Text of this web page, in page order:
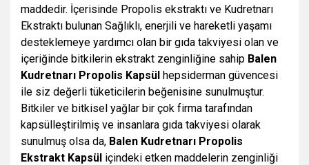
maddedir. İçerisinde Propolis ekstraktı ve Kudretnarı
Ekstraktı bulunan Sağlıklı, enerjili ve hareketli yaşamı
desteklemeye yardımcı olan bir gıda takviyesi olan ve
içeriğinde bitkilerin ekstrakt zenginliğine sahip Balen
Kudretnarı Propolis Kapsül hepsiderman güvencesi
ile siz değerli tüketicilerin beğenisine sunulmuştur.
Bitkiler ve bitkisel yağlar bir çok firma tarafından
kapsülleştirilmiş ve insanlara gıda takviyesi olarak
sunulmuş olsa da, Balen Kudretnarı Propolis
Ekstrakt Kapsül içindeki etken maddelerin zenginliği